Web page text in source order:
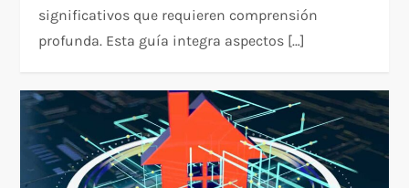
significativos que requieren comprensión
profunda. Esta guía integra aspectos […]